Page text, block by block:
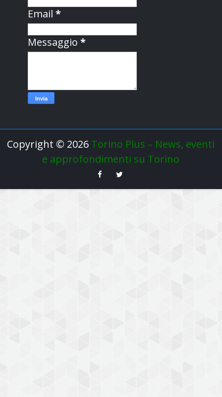
Email*
Messaggio*
Copyright © 2026 Torino Plus – News, eventi
e approfondimenti su Torino